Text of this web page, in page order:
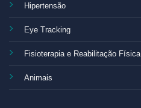
Hipertensão
Eye Tracking
Fisioterapia e Reabilitação Física
Animais